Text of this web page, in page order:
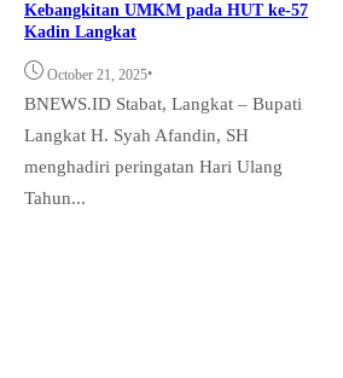
Kebangkitan UMKM pada HUT ke-57
Kadin Langkat
October 21, 2025•
BNEWS.ID Stabat, Langkat – Bupati
Langkat H. Syah Afandin, SH
menghadiri peringatan Hari Ulang
Tahun...